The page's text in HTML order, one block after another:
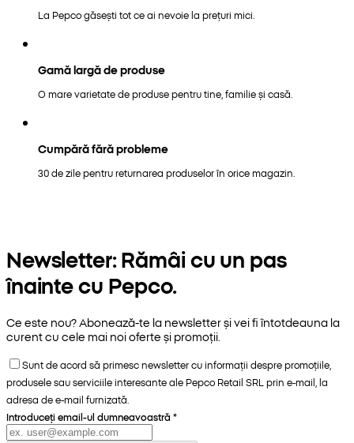
La Pepco găsești tot ce ai nevoie la prețuri mici.
Gamă largă de produse
O mare varietate de produse pentru tine, familie și casă.
Cumpără fără probleme
30 de zile pentru returnarea produselor în orice magazin.
Newsletter: Rămâi cu un pas
înainte cu Pepco.
Ce este nou? Abonează-te la newsletter și vei fi întotdeauna la
curent cu cele mai noi oferte și promoții.
Sunt de acord să primesc newsletter cu informații despre promoțiile,
produsele sau serviciile interesante ale Pepco Retail SRL prin e-mail, la
adresa de e-mail furnizată.
Introduceți email-ul dumneavoastră *